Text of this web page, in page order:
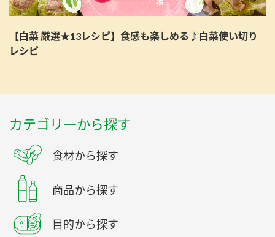
【白菜 厳選★13レシピ】食感も楽しめる♪白菜使い切り
レシピ
カテゴリーから探す
食材から探す
商品から探す
目的から探す